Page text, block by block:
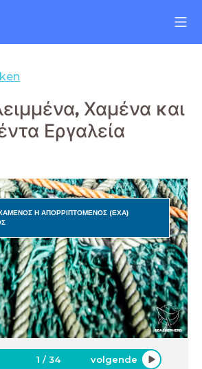
Χαμένα και
Εργαλεία
Η ΑΠΟΡΡΙΠΤΟΜΕΝΟΣ (ΕΧΑ)
1 /34 volgende